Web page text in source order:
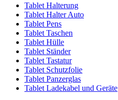
Tablet Halterung
Tablet Halter Auto
Tablet Pens
Tablet Taschen
Tablet Hülle
Tablet Ständer
Tablet Tastatur
Tablet Schutzfolie
Tablet Panzerglas
Tablet Ladekabel und Geräte